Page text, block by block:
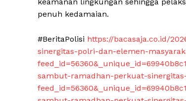
penuh kedamaian.
#BeritaPolisi https://bacasaja.co.id/
sinergitas-polri-dan-elemen-
sambut-ramadhan-perkuat-